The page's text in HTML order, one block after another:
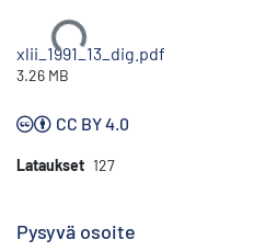
Ladataan...
xlii_1991_13_dig.pdf
3.26 MB
CC BY 4.0
Lataukset 127
Pysyvä osoite